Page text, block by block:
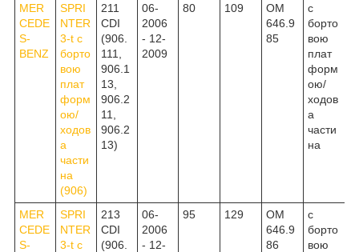
MER
CEDE
S-
BENZ
SPRI
NTER
3-t c
борто
вою
плат
форм
ою/
ходов
а
части
на
(906)
211
CDI
(906.
111,
906.1
13,
906.2
11,
906.2
13)
06-
2006
- 12-
2009
80 109
OM
646.9
85
c
борто
вою
плат
форм
ою/
ходов
а
части
на
MER
CEDE
S-
SPRI
NTER
3-t c
213
CDI
(906.
06-
2006
- 12-
95 129
OM
646.9
86
c
борто
вою